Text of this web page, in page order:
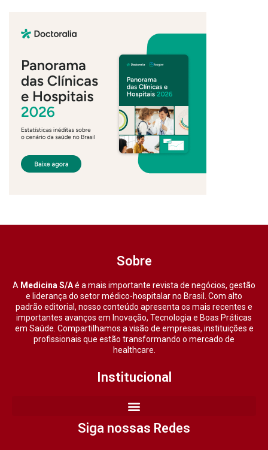
Sobre
A Medicina S/Aé a mais importante revista de negócios, gestão
e liderança do setor médico-hospitalar no Brasil. Com alto
padrão editorial, nosso conteúdo apresenta os mais recentes e
importantes avanços em Inovação, Tecnologia e Boas Práticas
em Saúde. Compartilhamos a visão de empresas, instituições e
profissionais que estão transformando o mercado de
healthcare.
Institucional
Siga nossas Redes